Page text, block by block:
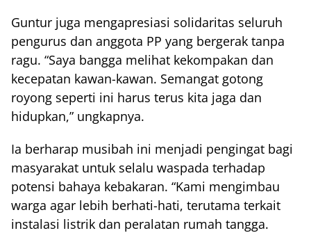
Guntur juga mengapresiasi solidaritas seluruh
pengurus dan anggota PP yang bergerak tanpa
ragu. “Saya bangga melihat kekompakan dan
kecepatan kawan-kawan. Semangat gotong
royong seperti ini harus terus kita jaga dan
hidupkan,” ungkapnya.
Ia berharap musibah ini menjadi pengingat bagi
masyarakat untuk selalu waspada terhadap
potensi bahaya kebakaran. “Kami mengimbau
warga agar lebih berhati-hati, terutama terkait
instalasi listrik dan peralatan rumah tangga.